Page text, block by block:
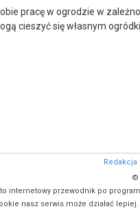
pracę w ogrodzie w
cieszyć się własnym
Redakcja
©
internetowy przewodnik po
nasz serwis może działać